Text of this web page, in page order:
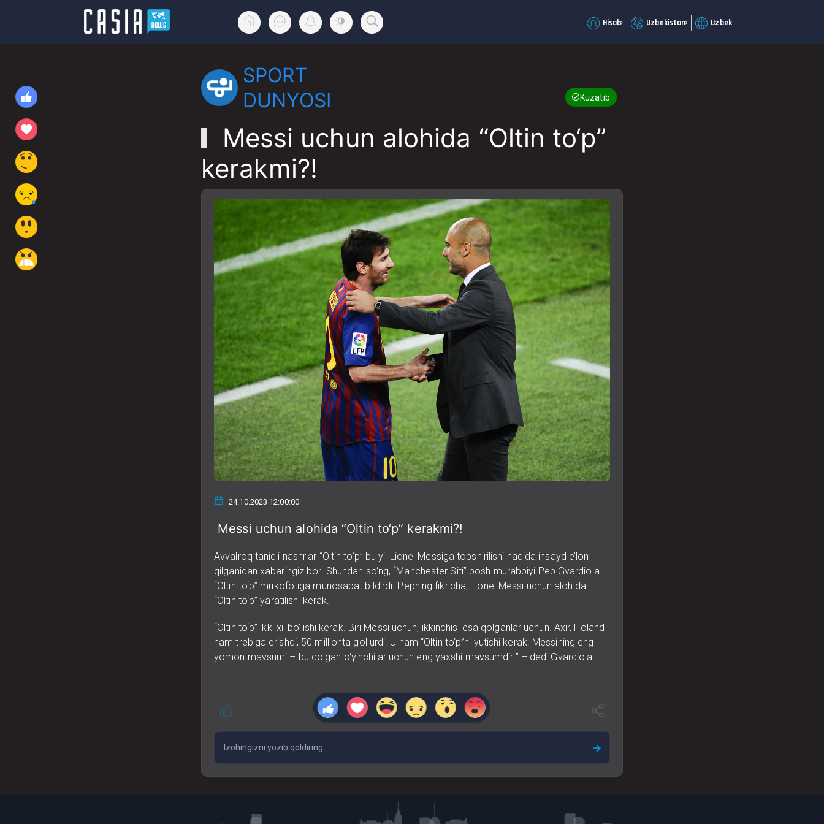
Hisob Uzbekistan Uzbek
SPORT
DUNYOSI
Kuzatib boring
Messi uchun alohida “Oltin to‘p”
kerakmi?!
24.10.2023 12:00:00
Messi uchun alohida “Oltin to‘p” kerakmi?!
Avvalroq taniqli nashrlar “Oltin to‘p” bu yil Lionel Messiga topshirilishi haqida insayd e’lon
qilganidan xabaringiz bor. Shundan so‘ng, “Manchester Siti” bosh murabbiyi Pep Gvardiola
“Oltin to‘p” mukofotiga munosabat bildirdi. Pepning fikricha, Lionel Messi uchun alohida
“Oltin to‘p” yaratilishi kerak.
“Oltin to‘p” ikki xil bo‘lishi kerak. Biri Messi uchun, ikkinchisi esa qolganlar uchun. Axir, Holand
ham treblga erishdi, 50 millionta gol urdi. U ham “Oltin to‘p”ni yutishi kerak. Messining eng
yomon mavsumi – bu qolgan o‘yinchilar uchun eng yaxshi mavsumdir!” – dedi Gvardiola.